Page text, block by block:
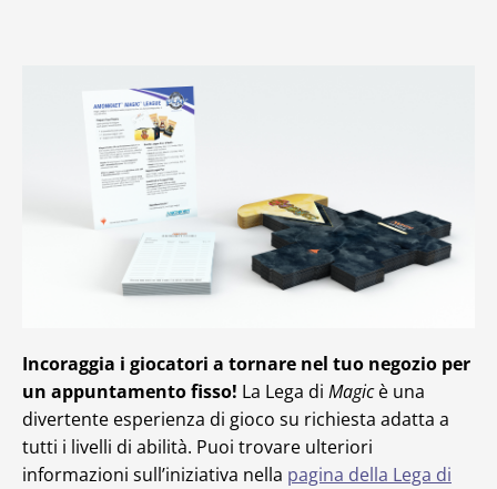
Incoraggia i giocatori a tornare nel tuo negozio per
un appuntamento fisso! La Lega di Magicè una
divertente esperienza di gioco su richiesta adatta a
tutti i livelli di abilità. Puoi trovare ulteriori
informazioni sull’iniziativa nella pagina della Lega di